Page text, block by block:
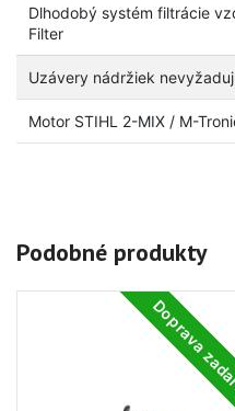
Dlhodobý systém filtrácie
Filter
Uzávery nádržiek
Motor STIHL 2-MIX / M-
Podobné produkty
Doprava